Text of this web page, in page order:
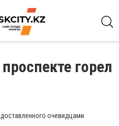
горел
очевидцами